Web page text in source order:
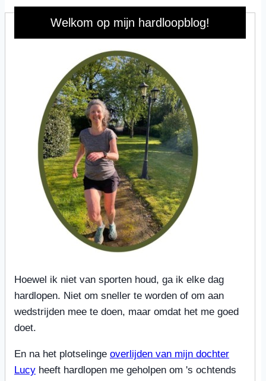
Welkom op mijn hardloopblog!
Hoewel ik niet van sporten houd, ga ik elke dag
hardlopen. Niet om sneller te worden of om aan
wedstrijden mee te doen, maar omdat het me goed
doet.
En na het plotselinge overlijden van mijn dochter
Lucy heeft hardlopen me geholpen om 's ochtends